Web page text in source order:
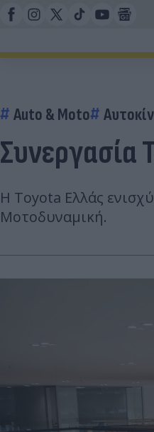
Auto & Moto
Συνεργασία
Η Τoyota Ελλάς
Μοτοδυναμική.